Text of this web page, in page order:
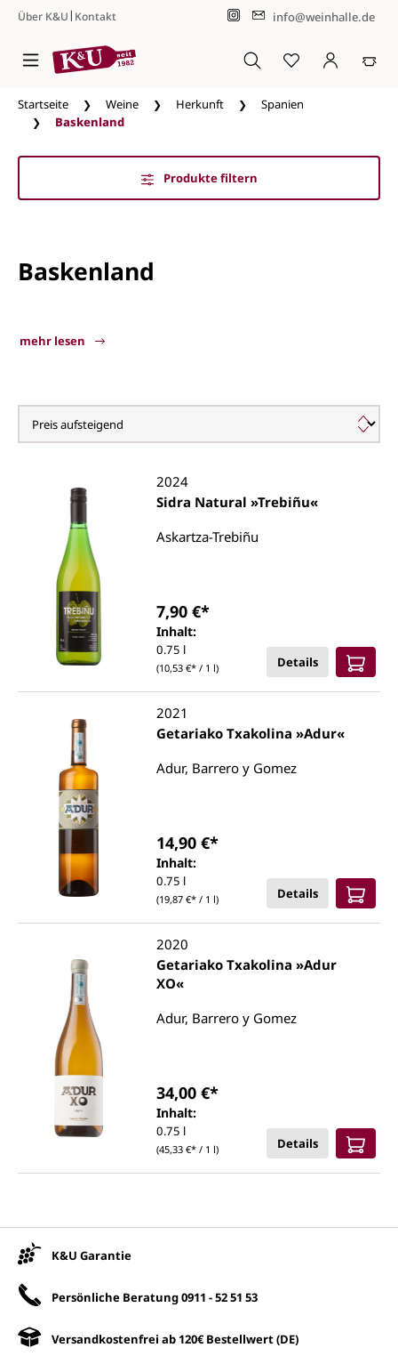
Zum Hauptinhalt springen
Über K&U| Kontakt info@weinhalle.de
Startseite Weine Herkunft
Spanien
Baskenland
Produkte filtern
Baskenland
mehr lesen
Baskenland
2024
Sidra Natural »Trebiñu«
Askartza-Trebiñu
Inhalt:
0.75 l
(10,53 €* / 1 l)
7,90 €*
Details
2021
Getariako Txakolina »Adur«
Adur, Barrero y Gomez
Inhalt:
0.75 l
(19,87 €* / 1 l)
14,90 €*
Details
2020
Getariako Txakolina »Adur
XO«
Adur, Barrero y Gomez
Inhalt:
0.75 l
(45,33 €* / 1 l)
34,00 €*
Details
K&U Garantie
Persönliche Beratung0911 - 52 51 53
Versandkostenfrei ab 120€ Bestellwert (DE)